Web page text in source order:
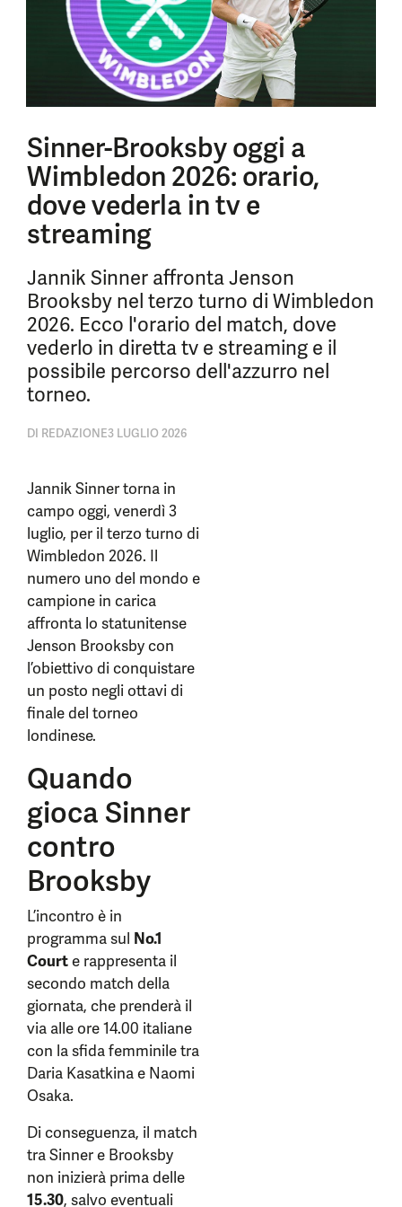
Sinner-Brooksby oggi a
Wimbledon 2026: orario,
dove vederla in tv e
streaming
Jannik Sinner affronta Jenson
Brooksby nel terzo turno di Wimbledon
2026. Ecco l'orario del match, dove
vederlo in diretta tv e streaming e il
possibile percorso dell'azzurro nel
torneo.
DI REDAZIONE3 LUGLIO 2026
Jannik Sinner torna in
campo oggi, venerdì 3
luglio, per il terzo turno di
Wimbledon 2026. Il
numero uno del mondo e
campione in carica
affronta lo statunitense
Jenson Brooksby con
l’obiettivo di conquistare
un posto negli ottavi di
finale del torneo
londinese.
Quando
gioca Sinner
contro
Brooksby
L’incontro è in
programma sul No.1
Courte rappresenta il
secondo match della
giornata, che prenderà il
via alle ore 14.00 italiane
con la sfida femminile tra
Daria Kasatkina e Naomi
Osaka.
Di conseguenza, il match
tra Sinner e Brooksby
non inizierà prima delle
15.30, salvo eventuali